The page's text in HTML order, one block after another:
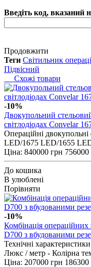
Введіть код, вказаний
Продовжити
Теги Світильник
Підвісний
Схожі товари
-10%
Двокупольний
світлодіодах Convelar
Операційні
LED/1675 LED/1655
Ціна: 840000 грн 756000
До кошика
В улюблені
Порівняти
-10%
Комбінація
D700 з вбудованими
Технічні
Люкс / метр - Колірна
Ціна: 207000 грн 186300